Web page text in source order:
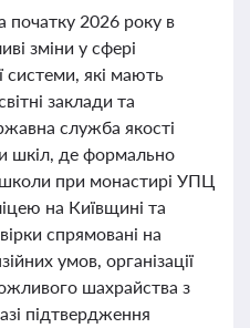
початку 2026 року в
зміни у сфері
системи, які мають
заклади та
служба якості
шкіл, де формально
школи при монастирі УПЦ
на Київщині та
спрямовані на
умов, організації
шахрайства з
підтвердження